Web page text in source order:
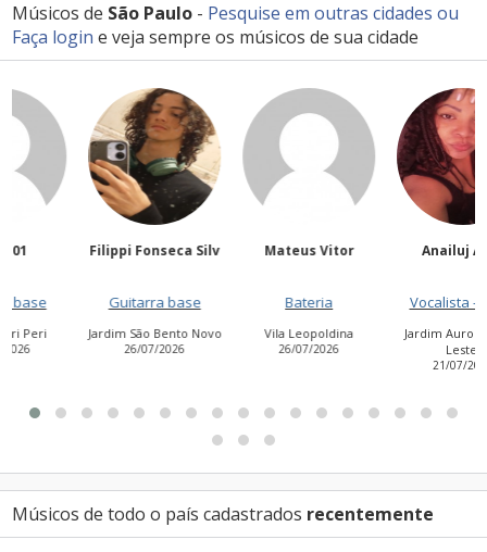
Músicos de São Paulo - Pesquise em outras cidades ou
Faça login e veja sempre os músicos de sua cidade
Filippi Fonseca Silv
Guitarra base
Jardim São Bento Novo
Mateus Vitor
Vila Leopoldina
Anailuj Avlis
Vocalista - Baixo
Jardim Aurora (Zona
Músicos de todo o país cadastrados recentemente